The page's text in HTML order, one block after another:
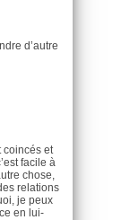
d’autre
coincés et
facile à
chose,
relations
je peux
en lui-